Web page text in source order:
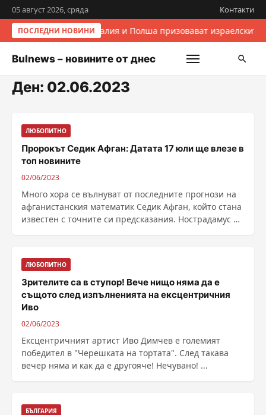
05 август 2026, сряда Контакти
ПОСЛЕДНИ НОВИНИИталия и Полша призовават
Bulnews – новините от днес
Ден: 02.06.2023
ЛЮБОПИТНО
Пророкът Седик Афган: Датата 17 юли ще влезе в
топ новините
02/06/2023
Много хора се вълнуват от последните прогнози на
афганистанския математик Седик Афган, който стана
известен с точните си предсказания. Нострадамус на
ЛЮБОПИТНО
Зрителите са в ступор! Вече нищо няма да е
същото след изпълненията на ексцентричния
Иво
02/06/2023
Ексцентричният артист Иво Димчев е големият
победител в "Черешката на тортата". След такава
вечер няма и как да е другояче! Нечувано! ...
БЪЛГАРИЯ